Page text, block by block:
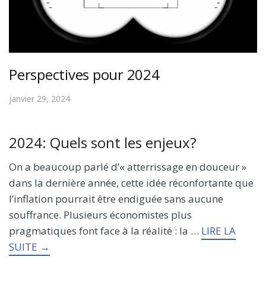
Perspectives pour 2024
janvier 29, 2024
2024: Quels sont les enjeux?
On a beaucoup parlé d’« atterrissage en douceur »
dans la dernière année, cette idée réconfortante que
l’inflation pourrait être endiguée sans aucune
souffrance. Plusieurs économistes plus
pragmatiques font face à la réalité : la … LIRE LA
SUITE →